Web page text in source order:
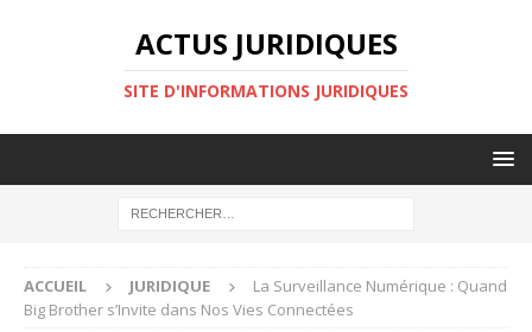
ACTUS JURIDIQUES
SITE D'INFORMATIONS JURIDIQUES
ACCUEIL JURIDIQUE
La Surveillance Numérique : Quand
Big Brother s’Invite dans Nos Vies Connectées